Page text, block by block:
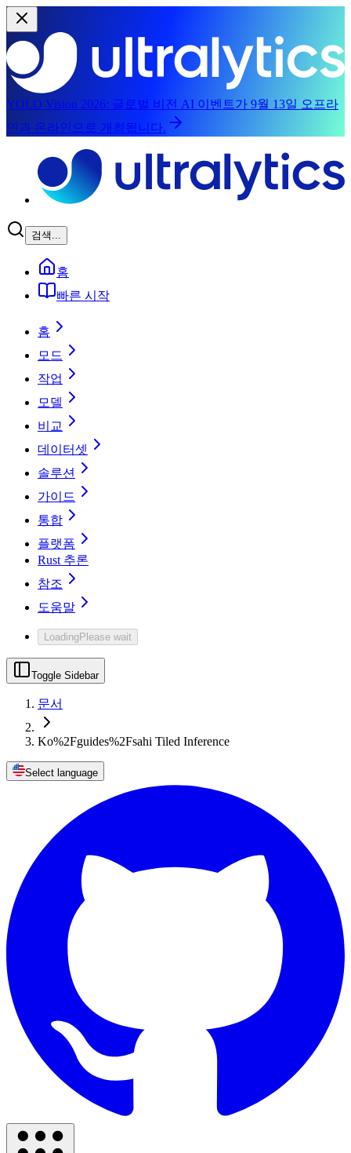
YOLO Vision 2026: 글로벌 비전 AI 이벤트가 9월 13일 오프라
인과 온라인으로 개최됩니다.
검색...
홈
빠른 시작
홈
모드
작업
모델
비교
데이터셋
솔루션
가이드
통합
플랫폼
Rust 추론
참조
도움말
LoadingPlease wait
Toggle Sidebar
문서
Ko%2Fguides%2Fsahi Tiled Inference
Select language